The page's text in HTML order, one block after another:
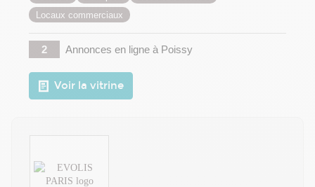
Locaux commerciaux
2 Annonces en ligneà Poissy
Voir la vitrine